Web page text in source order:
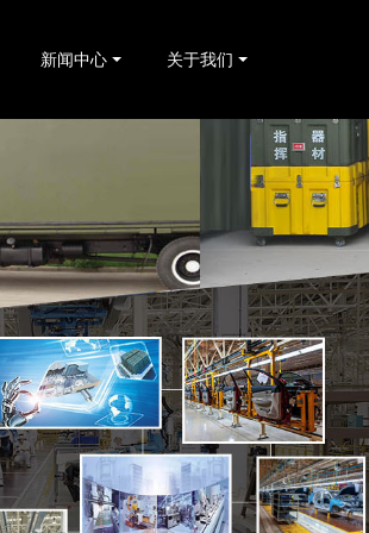
新闻中心 关于我们